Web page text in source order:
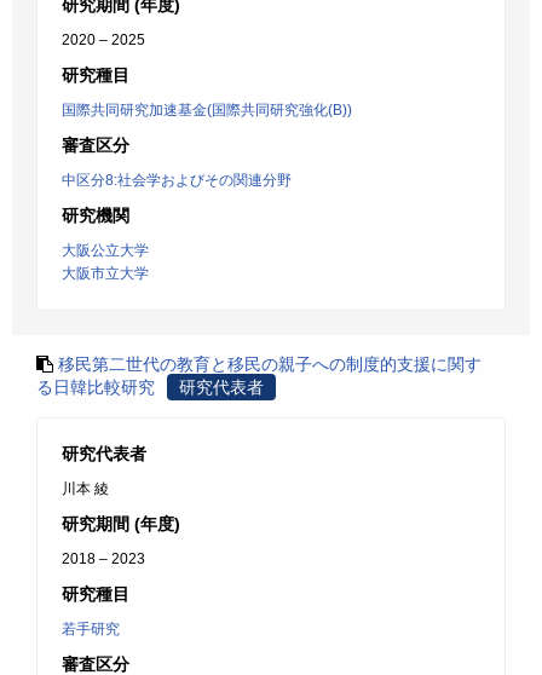
研究期間 (年度)
2020 – 2025
研究種目
国際共同研究加速基金(国際共同研究強化(B))
審査区分
中区分8:社会学およびその関連分野
研究機関
大阪公立大学
大阪市立大学
移民第二世代の教育と移民の親子への制度的支援に関す
る日韓比較研究
研究代表者
研究代表者
川本 綾
研究期間 (年度)
2018 – 2023
研究種目
若手研究
審査区分